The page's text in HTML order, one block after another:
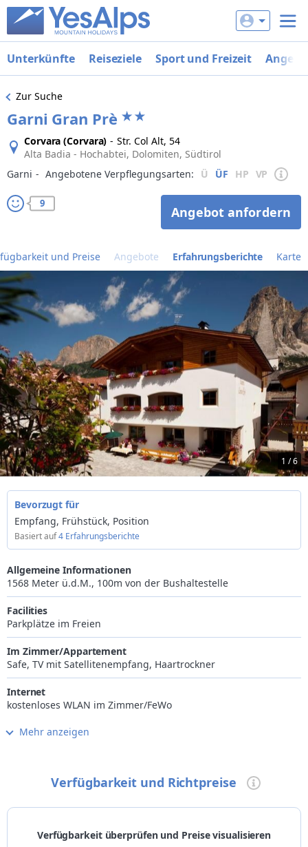
Unterkünfte Reiseziele Sport und Freizeit
Zur Suche
Garni Gran Prè
Corvara (Corvara) - Str. Col Alt, 54
Alta Badia - Hochabtei, Dolomiten, Südtirol
Garni ‐ Angebotene Verpflegungsarten: Ü ÜF HP VP
9
Angebot anfordern
und Preise Angebote Erfahrungsberichte Karte
1 / 6
Bevorzugt für
Empfang, Frühstück, Position
Basiert auf4 Erfahrungsberichte
Allgemeine Informationen
1568 Meter ü.d.M., 100m von der Bushaltestelle
Facilities
Parkplätze im Freien
Im Zimmer/Appartement
Safe, TV mit Satellitenempfang, Haartrockner
Internet
kostenloses WLAN im Zimmer/FeWo
Tiere
Visa, MasterCard, Maestro, EC-Karte
Ski
Mehr anzeigen
Verfügbarkeit und Richtpreise
Verfügbarkeit überprüfen und Preise visualisieren